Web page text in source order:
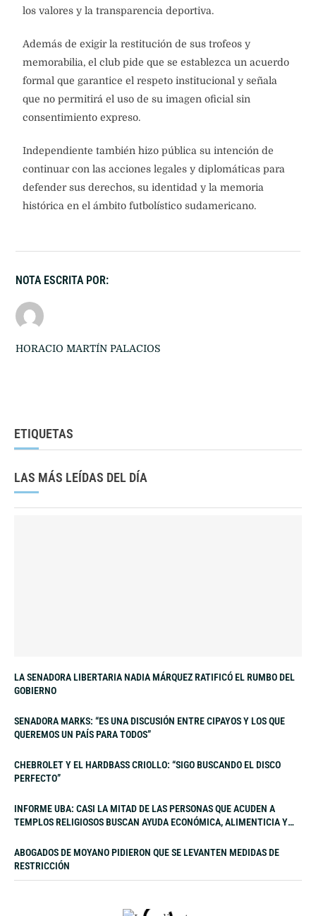
los valores y la transparencia deportiva.
Además de exigir la restitución de sus trofeos y
memorabilia, el club pide que se establezca un acuerdo
formal que garantice el respeto institucional y señala
que no permitirá el uso de su imagen oficial sin
consentimiento expreso.
Independiente también hizo pública su intención de
continuar con las acciones legales y diplomáticas para
defender sus derechos, su identidad y la memoria
histórica en el ámbito futbolístico sudamericano.
NOTA ESCRITA POR:
HORACIO MARTÍN PALACIOS
ETIQUETAS
LAS MÁS LEÍDAS DEL DÍA
LA SENADORA LIBERTARIA NADIA MÁRQUEZ RATIFICÓ EL RUMBO DEL
GOBIERNO
SENADORA MARKS: “ES UNA DISCUSIÓN ENTRE CIPAYOS Y LOS QUE
QUEREMOS UN PAÍS PARA TODOS”
CHEBROLET Y EL HARDBASS CRIOLLO: “SIGO BUSCANDO EL DISCO
PERFECTO”
INFORME UBA: CASI LA MITAD DE LAS PERSONAS QUE ACUDEN A
TEMPLOS RELIGIOSOS BUSCAN AYUDA ECONÓMICA, ALIMENTICIA Y
ABOGADOS DE MOYANO PIDIERON QUE SE LEVANTEN MEDIDAS DE
RESTRICCIÓN